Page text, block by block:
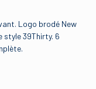
Logo brodé New
style 39Thirty. 6